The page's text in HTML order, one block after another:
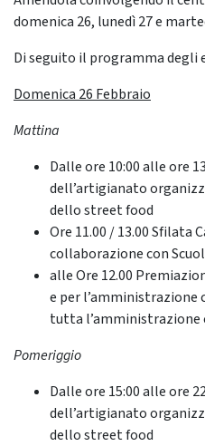
domenica 26, lunedì 27 e
Di seguito il programma degli
Domenica 26 Febbraio
Mattina
Dalle ore 10:00 alle ore
dell’artigianato
dello street food
Ore 11.00 / 13.00 Sfilata
collaborazione con
alle Ore 12.00
e per l’amministrazione
tutta l’amministrazione
Pomeriggio
Dalle ore 15:00 alle ore
dell’artigianato
dello street food